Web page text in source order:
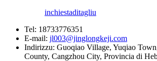
inchiestaditagliu
Tel: 18733776351
E-mail: jl003@jinglongkeji.com
Indirizzu: Guoqiao Village, Yuqiao
County, Cangzhou City, Provincia di